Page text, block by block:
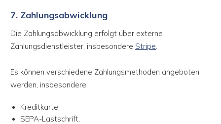
7. Zahlungsabwicklung
Die Zahlungsabwicklung erfolgt über externe
Zahlungsdienstleister, insbesondere Stripe.
Es können verschiedene Zahlungsmethoden angeboten
werden, insbesondere:
Kreditkarte,
SEPA-Lastschrift,